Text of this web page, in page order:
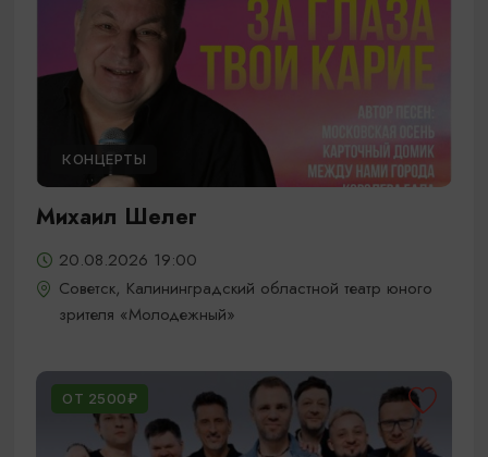
КОНЦЕРТЫ
Михаил Шелег
20.08.2026 19:00
Советск, Калининградский областной театр юного
зрителя «Молодежный»
ОТ 2500₽